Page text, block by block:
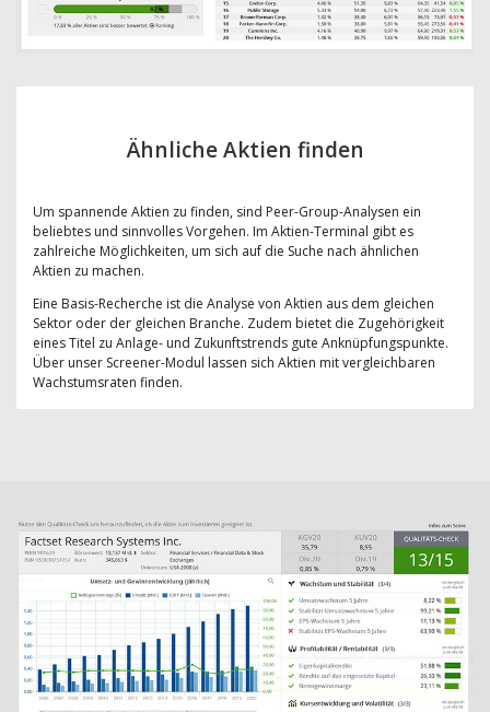
Ähnliche Aktien finden
Um spannende Aktien zu finden, sind Peer-Group-Analysen ein
beliebtes und sinnvolles Vorgehen. Im Aktien-Terminal gibt es
zahlreiche Möglichkeiten, um sich auf die Suche nach ähnlichen
Aktien zu machen.
Eine Basis-Recherche ist die Analyse von Aktien aus dem gleichen
Sektor oder der gleichen Branche. Zudem bietet die Zugehörigkeit
eines Titel zu Anlage- und Zukunftstrends gute Anknüpfungspunkte.
Über unser Screener-Modul lassen sich Aktien mit vergleichbaren
Wachstumsraten finden.